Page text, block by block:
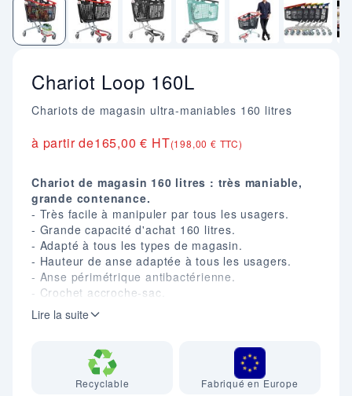
Chariot Loop 160L
Chariots de magasin ultra-maniables 160 litres
à partir de165,00 € HT(198,00 € TTC)
Chariot de magasin 160 litres : très maniable,
grande contenance.
- Très facile à manipuler par tous les usagers.
- Grande capacité d'achat 160 litres.
- Adapté à tous les types de magasin.
- Hauteur de anse adaptée à tous les usagers.
- Anse périmétrique antibactérienne.
- Crochet accroche-sac.
- Plateau inférieur pour articles volumineux.
- Compact et facile à stocker (25% d'économie
- Encastrable.
- Base acier zingué.
Lire la suite
Recyclable Fabriqué en Europe